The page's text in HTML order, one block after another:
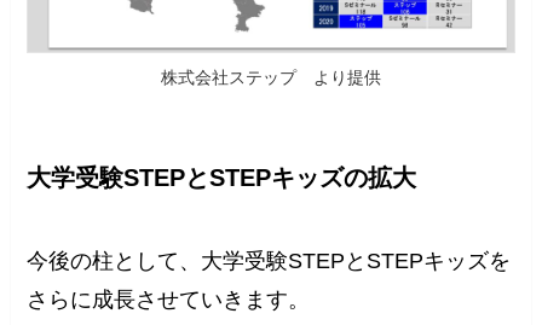
株式会社ステップ より提供
大学受験STEPとSTEPキッズの拡大
今後の柱として、大学受験STEPとSTEPキッズを
さらに成長させていきます。